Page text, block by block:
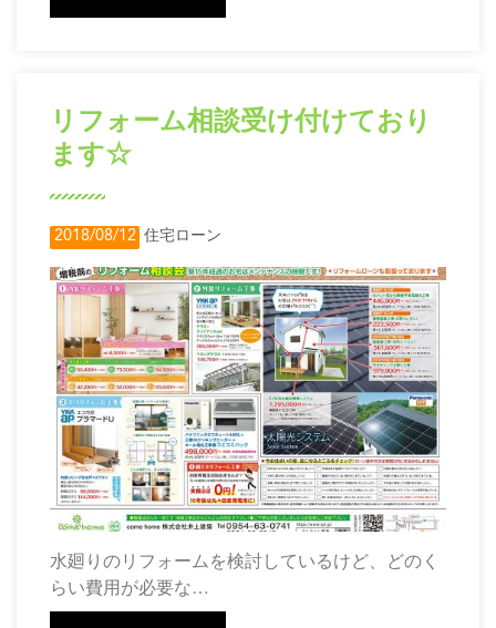
リフォーム相談受け付けており
ます☆
2018/08/12 住宅ローン
水廻りのリフォームを検討しているけど、どのく
らい費用が必要な…